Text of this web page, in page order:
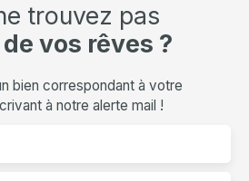
trouvez pas
vos rêves ?
bien correspondant à votre
à notre alerte mail !